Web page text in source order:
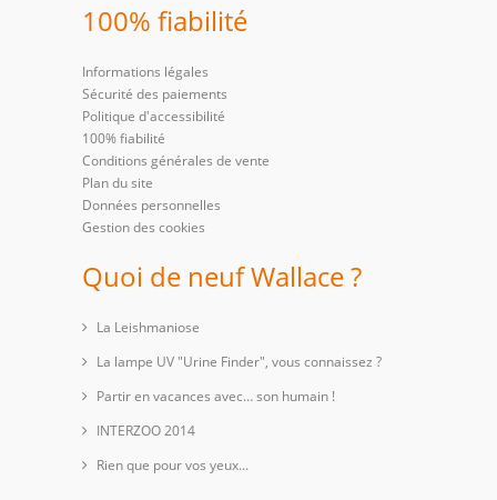
100% fiabilité
Informations légales
Sécurité des paiements
Politique d'accessibilité
100% fiabilité
Conditions générales de vente
Plan du site
Données personnelles
Gestion des cookies
Quoi de neuf Wallace ?
La Leishmaniose
La lampe UV "Urine Finder", vous connaissez ?
Partir en vacances avec… son humain !
INTERZOO 2014
Rien que pour vos yeux...